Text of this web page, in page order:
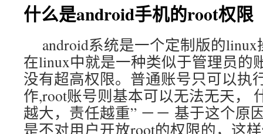
什么是android手机的root权限
android系统是一个定制版的
在linux中就是一种类似于管理员的
没有超高权限。普通账号只可以执
作,root账号则基本可以无法无天，
越大，责任越重” －－ 基于这个原
是不对用户开放root的权限的，这